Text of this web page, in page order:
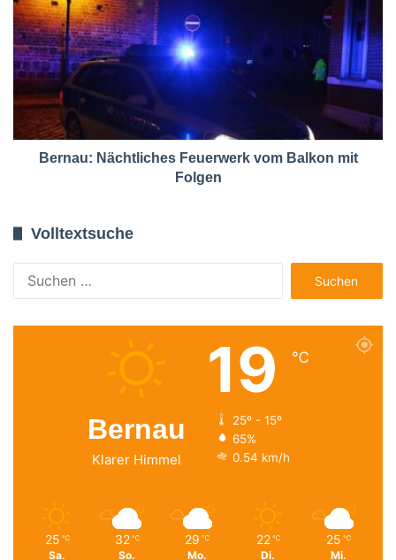
Bernau: Nächtliches Feuerwerk vom Balkon mit
Folgen
Volltextsuche
nach:
Bernau
Klarer Himmel
19 ℃
25º - 15º
65%
0.54 km/h
25 ℃
Sa.
32 ℃
So.
29 ℃
Mo.
22 ℃
Di.
25 ℃
Mi.